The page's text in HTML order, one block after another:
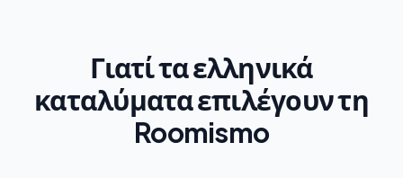
Γιατί τα ελληνικά
καταλύματα επιλέγουν τη
Roomismo